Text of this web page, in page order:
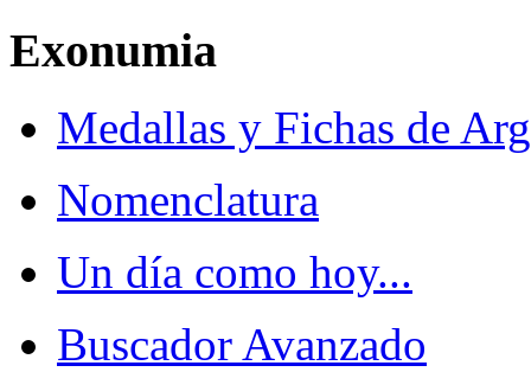
Exonumia
Medallas y Fichas de
Nomenclatura
Un día como hoy...
Buscador Avanzado